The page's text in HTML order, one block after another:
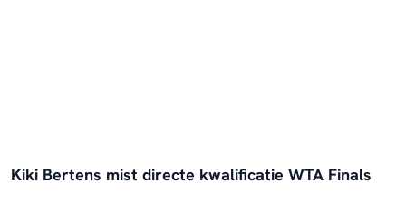
Kiki Bertens mist directe kwalificatie WTA Finals